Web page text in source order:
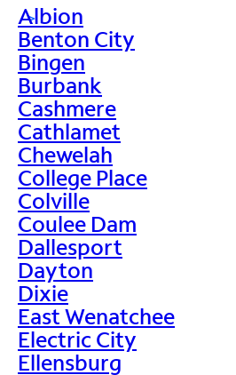
>
Albion
Benton City
Bingen
Burbank
Cashmere
Cathlamet
Chewelah
College Place
Colville
Coulee Dam
Dallesport
Dayton
Dixie
East Wenatchee
Electric City
Ellensburg